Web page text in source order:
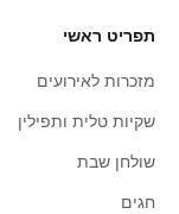
תפריט ראשי
מזכרות לאירועים
שקיות טלית ותפילין
שולחן שבת
חגים